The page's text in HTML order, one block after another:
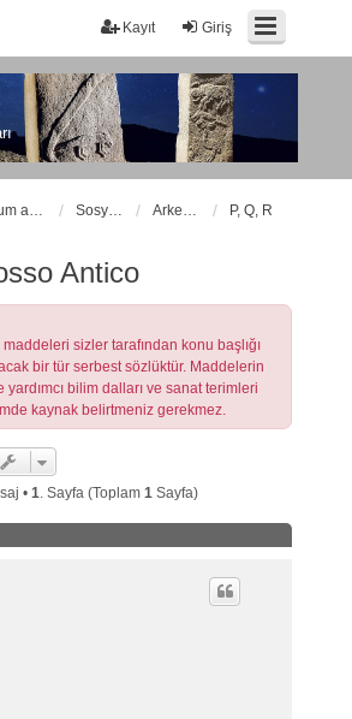
Giriş
Kayıt
Forum ana sayfa Sosyal Forumlarımız Arkeo-TR Sözlük P, Q, R
Antico
sizler tarafından konu başlığı
bir tür serbest sözlüktür. Maddelerin
bilim dalları ve sanat terimleri
kaynak belirtmeniz gerekmez.
• 1. Sayfa (Toplam 1Sayfa)